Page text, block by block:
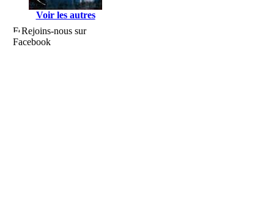
Voir les autres
Rejoins-nous sur
Facebook